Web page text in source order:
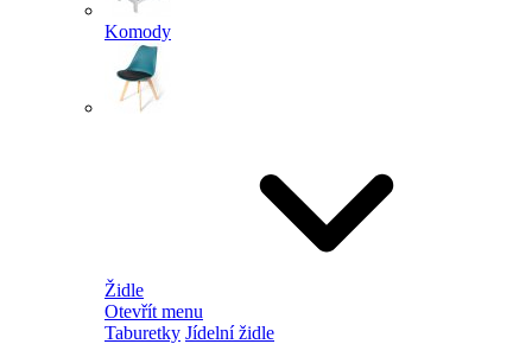
Komody
Židle
Otevřít menu
Taburetky Jídelní židle